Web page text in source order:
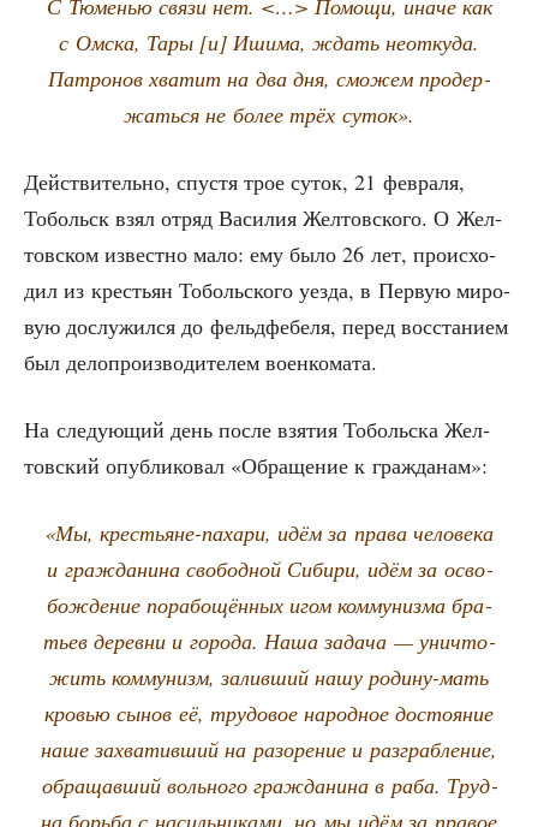
С Тюме­нью свя­зи нет. <…> Помо­щи, ина­че как
с Омска, Тары [и] Иши­ма, ждать неот­ку­да.
Патро­нов хва­тит на два дня, смо­жем про­дер­
жать­ся не более трёх суток».
Дей­стви­тель­но, спу­стя трое суток, 21 фев­ра­ля,
Тобольск взял отряд Васи­лия Жел­тов­ско­го. О Жел­
тов­ском извест­но мало: ему было 26 лет, про­ис­хо­
дил из кре­стьян Тоболь­ско­го уез­да, в Первую миро­
вую дослу­жил­ся до фельд­фе­бе­ля, перед вос­ста­ни­ем
был дело­про­из­во­ди­те­лем военкомата.
На сле­ду­ю­щий день после взя­тия Тоболь­ска Жел­
тов­ский опуб­ли­ко­вал «Обра­ще­ние к гражданам»:
«Мы, кре­стьяне-паха­ри, идём за пра­ва чело­ве­ка
и граж­да­ни­на сво­бод­ной Сиби­ри, идём за осво­
бож­де­ние пора­бо­щён­ных игом ком­му­низ­ма бра­
тьев дерев­ни и горо­да. Наша зада­ча — уни­что­
жить ком­му­низм, залив­ший нашу роди­ну-мать
кро­вью сынов её, тру­до­вое народ­ное досто­я­ние
наше захва­тив­ший на разо­ре­ние и раз­граб­ле­ние,
обра­щав­ший воль­но­го граж­да­ни­на в раба. Труд­